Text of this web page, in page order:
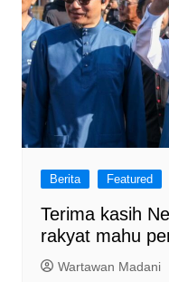
Berita Featured
Terima kasih
rakyat mahu
Wartawan Madani